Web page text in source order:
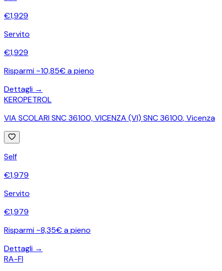
€1,929
Servito
€1,929
Risparmi ~10,85€ a pieno
Dettagli →
KEROPETROL
VIA SCOLARI SNC 36100, VICENZA (VI) SNC 36100,Vicenza
Self
€1,979
Servito
€1,979
Risparmi ~8,35€ a pieno
Dettagli →
RA-FI